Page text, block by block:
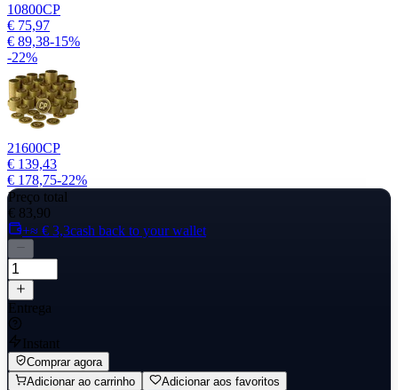
10800CP
€ 75,97
€ 89,38-15%
-22%
21600CP
€ 139,43
€ 178,75-22%
Preço total
€ 83,90
+≈ € 3,3cash back to your wallet
Entrega
Instant
Comprar agora
Adicionar ao carrinho
Adicionar aos favoritos